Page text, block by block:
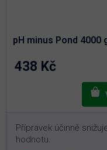
pH minus Pond
438 Kč
Přípravek účinně
hodnotu.